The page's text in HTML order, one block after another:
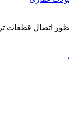
اتصال قطعات